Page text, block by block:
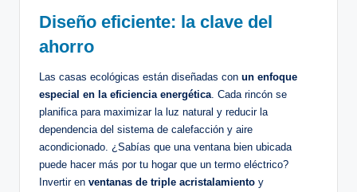
Diseño eficiente: la clave del
ahorro
Las casas ecológicas están diseñadas con un enfoque
especial en la eficiencia energética . Cada rincón se
planifica para maximizar la luz natural y reducir la
dependencia del sistema de calefacción y aire
acondicionado. ¿Sabías que una ventana bien ubicada
puede hacer más por tu hogar que un termo eléctrico?
Invertir en ventanas de triple acristalamiento y